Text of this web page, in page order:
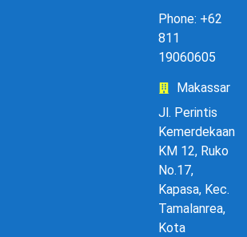
Phone: +62
811
19060605
Makassar
Jl. Perintis
Kemerdekaan
KM 12, Ruko
No.17,
Kapasa, Kec.
Tamalanrea,
Kota